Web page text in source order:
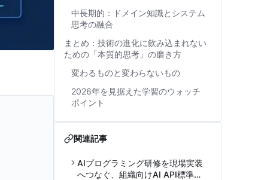
中長期的：ドメイン知識とシステム
思考の融合
まとめ：技術の進化に飲み込まれない
ための「本質的思考」の磨き方
変わるものと変わらないもの
2026年を見据えた学習のウォッチ
ポイント
関連記事
AIプログラミング研修を現場実装
へつなぐ、組織向けAI API標準リ